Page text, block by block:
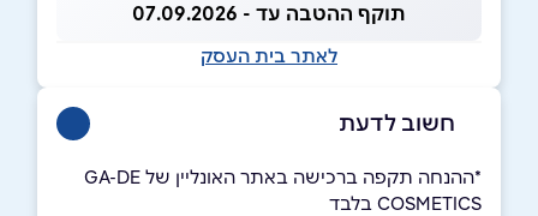
תוקף ההטבה עד - 07.09.2026
לאתר בית העסק
חשוב לדעת
ָ*ההנחה תקפה ברכישה באתר האונליין של GA-DE
COSMETICS בלבד